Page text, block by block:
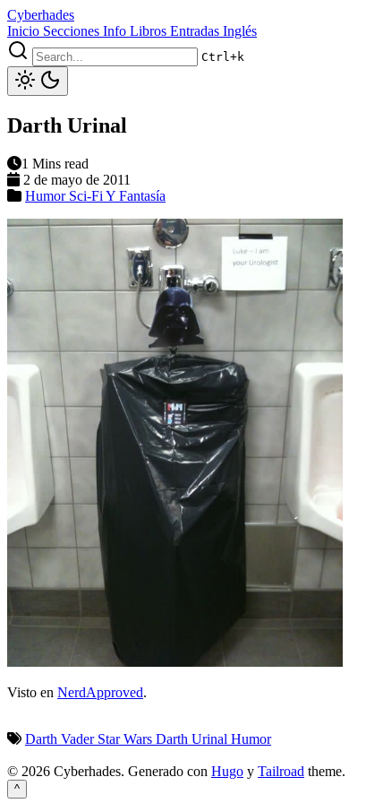
Cyberhades
Inicio Secciones Info Libros Entradas Inglés
Ctrl+k
Darth Urinal
1 Mins read
2 de mayo de 2011
Humor Sci-Fi Y Fantasía
Visto en NerdApproved.
Darth Vader Star Wars Darth Urinal Humor
© 2026 Cyberhades. Generado con Hugo y Tailroad theme.
^